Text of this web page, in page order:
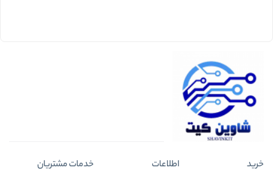
خرید اطلاعات خدمات مشتریان